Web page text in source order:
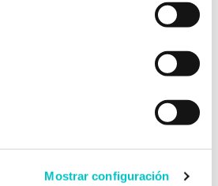
Mostrar configuración